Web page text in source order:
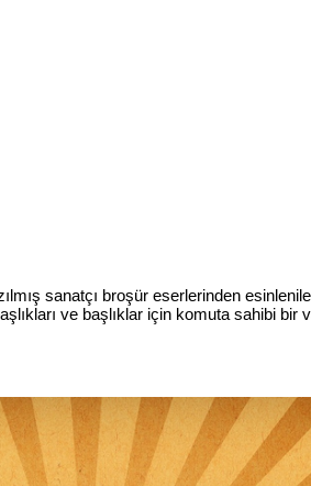
sanatçı broşür eserlerinden
ve başlıklar için komuta sahibi bir